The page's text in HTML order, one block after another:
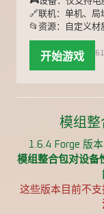
🔗联机：单机、局
📂资源：自定义材
开始游戏
模组
1.6.4 Forge 版
模组整合包对设备
这些版本目前不支